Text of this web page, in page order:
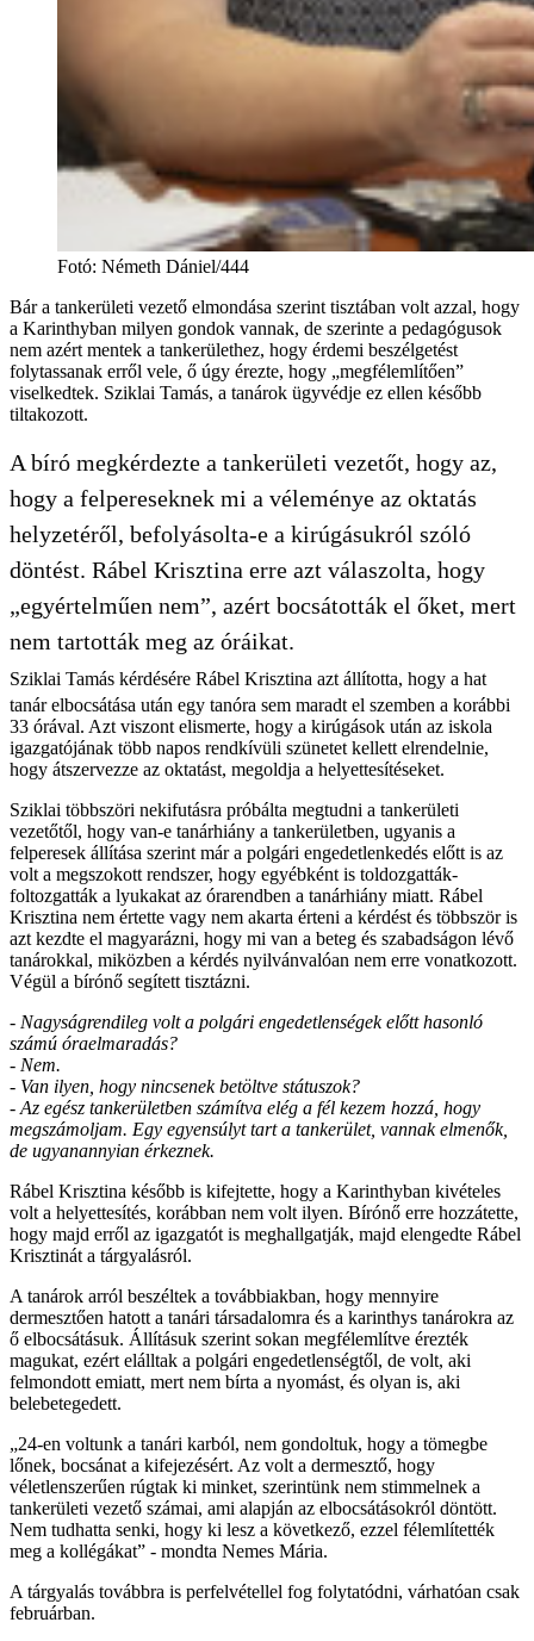
Fotó: Németh Dániel/444
Bár a tankerületi vezető elmondása szerint tisztában volt azzal, hogy
a Karinthyban milyen gondok vannak, de szerinte a pedagógusok
nem azért mentek a tankerülethez, hogy érdemi beszélgetést
folytassanak erről vele, ő úgy érezte, hogy „megfélemlítően”
viselkedtek. Sziklai Tamás, a tanárok ügyvédje ez ellen később
tiltakozott.
A bíró megkérdezte a tankerületi vezetőt, hogy az,
hogy a felpereseknek mi a véleménye az oktatás
helyzetéről, befolyásolta-e a kirúgásukról szóló
döntést. Rábel Krisztina erre azt válaszolta, hogy
„egyértelműen nem”, azért bocsátották el őket, mert
nem tartották meg az óráikat.
Sziklai Tamás kérdésére Rábel Krisztina azt állította, hogy a hat
tanár elbocsátása után egy tanóra sem maradt el szemben a korábbi
33 órával. Azt viszont elismerte, hogy a kirúgások után az iskola
igazgatójának több napos rendkívüli szünetet kellett elrendelnie,
hogy átszervezze az oktatást, megoldja a helyettesítéseket.
Sziklai többszöri nekifutásra próbálta megtudni a tankerületi
vezetőtől, hogy van-e tanárhiány a tankerületben, ugyanis a
felperesek állítása szerint már a polgári engedetlenkedés előtt is az
volt a megszokott rendszer, hogy egyébként is toldozgatták-
foltozgatták a lyukakat az órarendben a tanárhiány miatt. Rábel
Krisztina nem értette vagy nem akarta érteni a kérdést és többször is
azt kezdte el magyarázni, hogy mi van a beteg és szabadságon lévő
tanárokkal, miközben a kérdés nyilvánvalóan nem erre vonatkozott.
Végül a bírónő segített tisztázni.
- Nagyságrendileg volt a polgári engedetlenségek előtt hasonló
számú óraelmaradás?
- Nem.
- Van ilyen, hogy nincsenek betöltve státuszok?
- Az egész tankerületben számítva elég a fél kezem hozzá, hogy
megszámoljam. Egy egyensúlyt tart a tankerület, vannak elmenők,
de ugyanannyian érkeznek.
Rábel Krisztina később is kifejtette, hogy a Karinthyban kivételes
volt a helyettesítés, korábban nem volt ilyen. Bírónő erre hozzátette,
hogy majd erről az igazgatót is meghallgatják, majd elengedte Rábel
Krisztinát a tárgyalásról.
A tanárok arról beszéltek a továbbiakban, hogy mennyire
dermesztően hatott a tanári társadalomra és a karinthys tanárokra az
ő elbocsátásuk. Állításuk szerint sokan megfélemlítve érezték
magukat, ezért elálltak a polgári engedetlenségtől, de volt, aki
felmondott emiatt, mert nem bírta a nyomást, és olyan is, aki
belebetegedett.
„24-en voltunk a tanári karból, nem gondoltuk, hogy a tömegbe
lőnek, bocsánat a kifejezésért. Az volt a dermesztő, hogy
véletlenszerűen rúgtak ki minket, szerintünk nem stimmelnek a
tankerületi vezető számai, ami alapján az elbocsátásokról döntött.
Nem tudhatta senki, hogy ki lesz a következő, ezzel félemlítették
meg a kollégákat” - mondta Nemes Mária.
A tárgyalás továbbra is perfelvétellel fog folytatódni, várhatóan csak
februárban.